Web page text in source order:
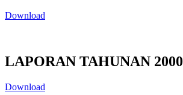
Download
LAPORAN TAHUNAN 2000
Download